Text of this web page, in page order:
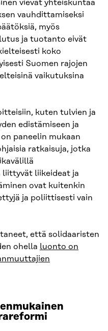
vievät yhteiskuntaa
vauhdittamiseksi
myös
ja tuotanto eivät
koko
Suomen rajojen
vaikutuksina
kuten tulvien ja
edistämiseen ja
paneelin mukaan
ratkaisuja, jotka
liittyvät liikeideat ja
ovat kuitenkin
ja poliittisesti vain
että solidaaristen
ohella luonto on